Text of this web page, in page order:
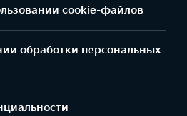
cookie-файлов
обработки персональных